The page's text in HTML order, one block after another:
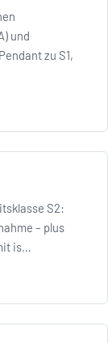
und
zu S1,
S2:
– plus
is…